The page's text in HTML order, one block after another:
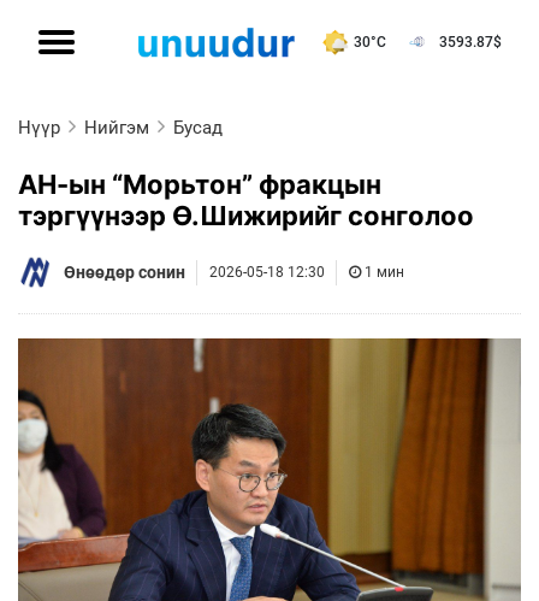
30°C 3593.87$
Нүүр Нийгэм Бусад
АН-ын “Морьтон” фракцын
тэргүүнээр Ө.Шижирийг сонголоо
Өнөөдөр сонин 2026-05-18 12:30 1 мин